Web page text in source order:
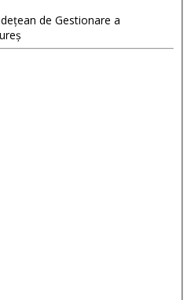
de Gestionare a